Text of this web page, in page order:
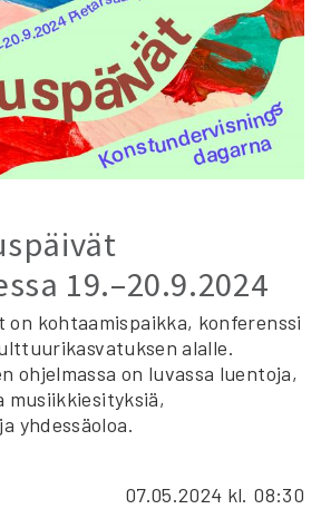
19.–20.9.2024
on kohtaamispaikka, konferenssi
alalle.
ohjelmassa on luvassa luentoja,
musiikkiesityksiä,
yhdessäoloa.
07.05.2024 kl. 08:30